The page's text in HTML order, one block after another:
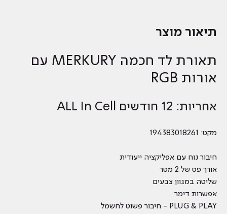
תיאור מוצר
תאורת לד חכמה MERKURY עם
אורות RGB
אחריות: 12 חודשים ALL In Cell
מקט: 194383018261
חיבור נוח עם אפליקציה ייעודית
אורך פס של 2 מטר
שליטה במגוון צבעים
אפשרות דימר
PLUG & PLAY - חיבור פשוט לחשמל